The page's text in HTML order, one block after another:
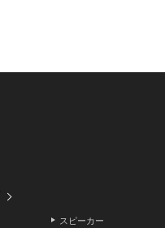
スピーカー